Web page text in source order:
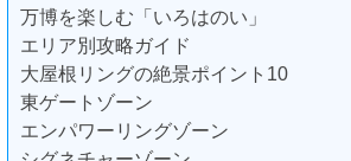
万博を楽しむ「いろはのい」
エリア別攻略ガイド
大屋根リングの絶景ポイント10
東ゲートゾーン
エンパワーリングゾーン